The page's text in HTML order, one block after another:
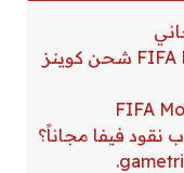
2 أحدث اكواد جوائز فيفا FIFA Mobile شحن كوينز